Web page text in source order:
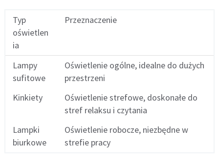
Typ
oświetlen
ia
Przeznaczenie
Lampy
sufitowe
Oświetlenie ogólne, idealne do dużych
przestrzeni
Kinkiety
Oświetlenie strefowe, doskonałe do
stref relaksu i czytania
Lampki
biurkowe
Oświetlenie robocze, niezbędne w
strefie pracy